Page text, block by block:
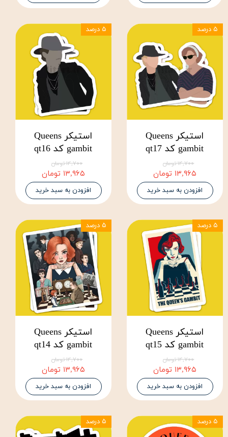
استیکر Queens
gambit کد qt17
۱۴,۷۰۰ تومان
۱۳,۹۶۵ تومان
افزودن به سبد خرید
۵ درصد
استیکر Queens
gambit کد qt16
۱۴,۷۰۰ تومان
۱۳,۹۶۵ تومان
افزودن به سبد خرید
۵ درصد
استیکر Queens
gambit کد qt15
۱۴,۷۰۰ تومان
۱۳,۹۶۵ تومان
افزودن به سبد خرید
۵ درصد
استیکر Queens
gambit کد qt14
۱۴,۷۰۰ تومان
۱۳,۹۶۵ تومان
افزودن به سبد خرید
۵ درصد
۵ درصد ۵ درصد